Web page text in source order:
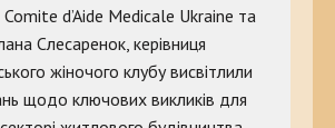
d’Aide Medicale Ukraine та
Слесаренок, керівниця
жіночого клубу висвітлили
щодо ключових викликів для